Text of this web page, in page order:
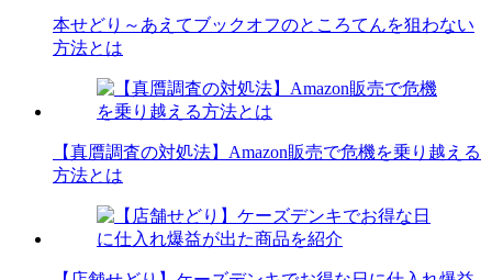
本せどり～あえてブックオフのところてんを狙わない
方法とは
【真贋調査の対処法】Amazon販売で危機を乗り越える
方法とは